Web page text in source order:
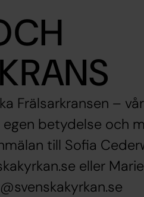
Frälsarkransen –
betydelse och
till Sofia
eller